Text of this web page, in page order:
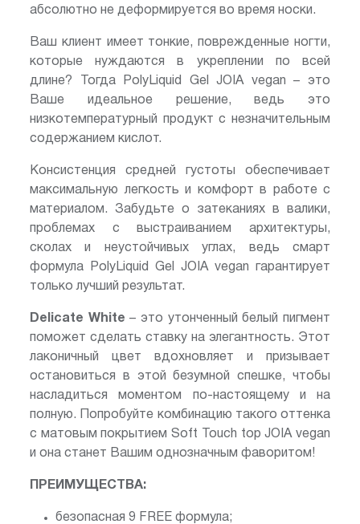
абсолютно не деформируется во время носки.
Ваш клиент имеет тонкие, поврежденные ногти,
которые нуждаются в укреплении по всей
длине? Тогда PolyLiquid Gel JOIA vegan – это
Ваше идеальное решение, ведь это
низкотемпературный продукт с незначительным
содержанием кислот.
Консистенция средней густоты обеспечивает
максимальную легкость и комфорт в работе с
материалом. Забудьте о затеканиях в валики,
проблемах с выстраиванием архитектуры,
сколах и неустойчивых углах, ведь смарт
формула PolyLiquid Gel JOIA vegan гарантирует
только лучший результат.
Delicate White – это утонченный белый пигмент
поможет сделать ставку на элегантность. Этот
лаконичный цвет вдохновляет и призывает
остановиться в этой безумной спешке, чтобы
насладиться моментом по-настоящему и на
полную. Попробуйте комбинацию такого оттенка
с матовым покрытием Soft Touch top JOIA vegan
и она станет Вашим однозначным фаворитом!
ПРЕИМУЩЕСТВА:
безопасная 9 FREE формула;